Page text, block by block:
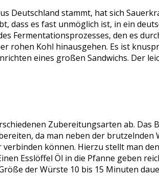
Deutschland stammt, hat sich
dass es fast unmöglich ist, in ein
Fermentationsprozesses, den es
rohen Kohl hinausgehen. Es ist
eines großen Sandwichs. Der
Zubereitungsarten ab. Das
da man neben der brutzelnden
können. Hierzu stellt man
Esslöffel Öl in die Pfanne geben
der Würste 10 bis 15 Minuten